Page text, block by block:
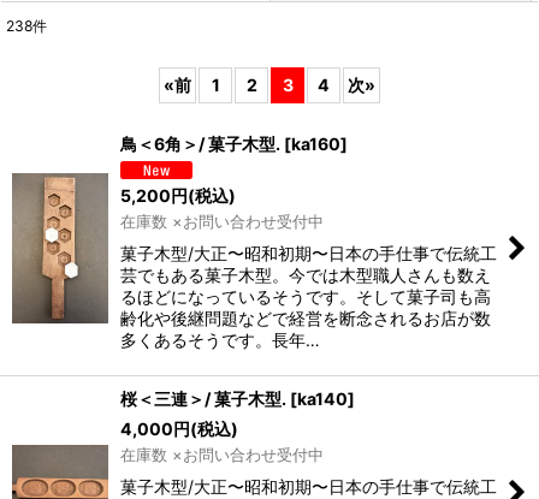
サブカテゴリ
並び順:
絞り込む
238件
«前 1 2 3 4 次»
鳥＜6角＞/ 菓子木型. [ka160]
5,200円(税込)
在庫数 ×お問い合わせ受付中
菓子木型/大正〜昭和初期〜日本の手仕事で伝統工
芸でもある菓子木型。今では木型職人さんも数え
るほどになっているそうです。そして菓子司も高
齢化や後継問題などで経営を断念されるお店が数
多くあるそうです。長年…
桜＜三連＞/ 菓子木型. [ka140]
4,000円(税込)
在庫数 ×お問い合わせ受付中
菓子木型/大正〜昭和初期〜日本の手仕事で伝統工